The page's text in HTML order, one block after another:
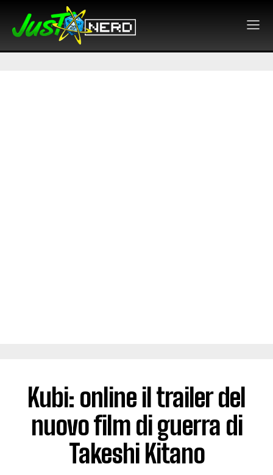
Kubi: online il trailer del
nuovo film di guerra di
Takeshi Kitano